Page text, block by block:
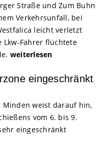
Straße und Zum Buhn
Verkehrsunfall, bei
leicht verletzt
Fahrer flüchtete
weiterlesen
eingeschränkt
Minden weist darauf hin,
vom 6. bis 9.
eingeschränkt